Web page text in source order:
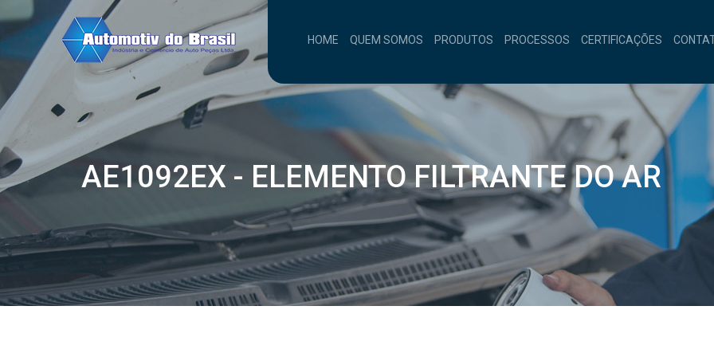
HOME QUEM SOMOS PRODUTOS PROCESSOS CERTIFICAÇÕES
AE1092EX - ELEMENTO FILTRANTE DO AR